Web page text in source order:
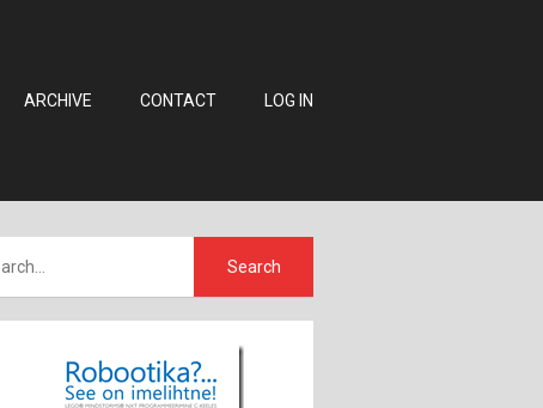
ARCHIVE CONTACT LOG IN